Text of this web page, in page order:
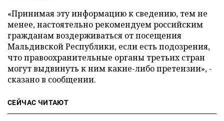
«Принимая эту информацию к сведению, тем не
менее, настоятельно рекомендуем российским
гражданам воздерживаться от посещения
Мальдивской Республики, если есть подозрения,
что правоохранительные органы третьих стран
могут выдвинуть к ним какие-либо претензии», -
сказано в сообщении.
СЕЙЧАС ЧИТАЮТ